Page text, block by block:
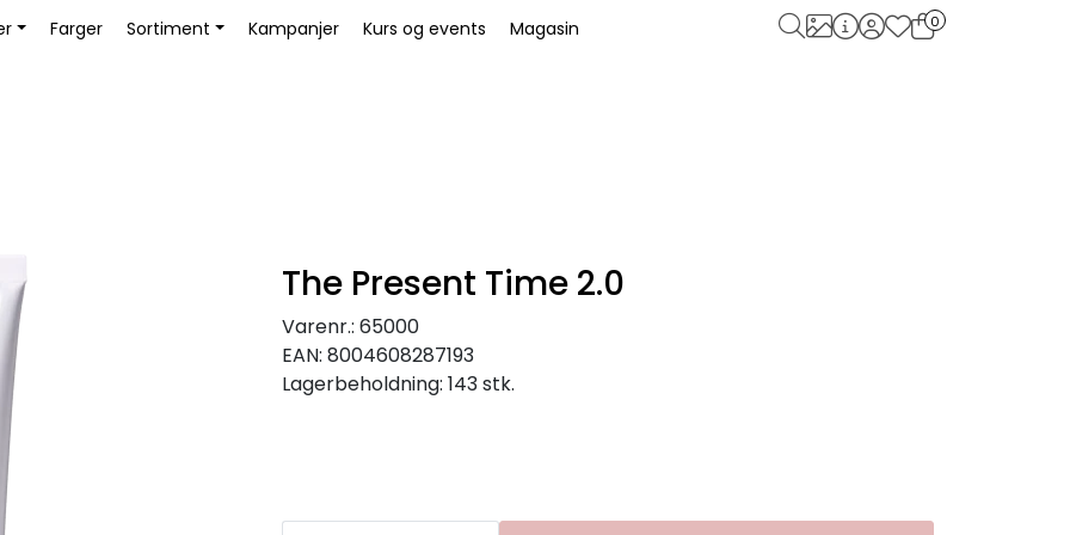
Book Educator
Farger Sortiment Kampanjer Kurs og events Magasin 0
The Present Time 2.0
Varenr.: 65000
EAN: 8004608287193
Lagerbeholdning: 143 stk.